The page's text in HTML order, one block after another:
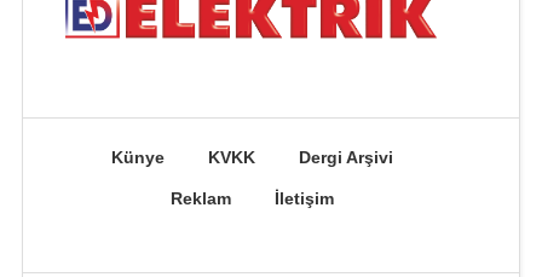
Künye KVKK Dergi Arşivi
Reklam İletişim